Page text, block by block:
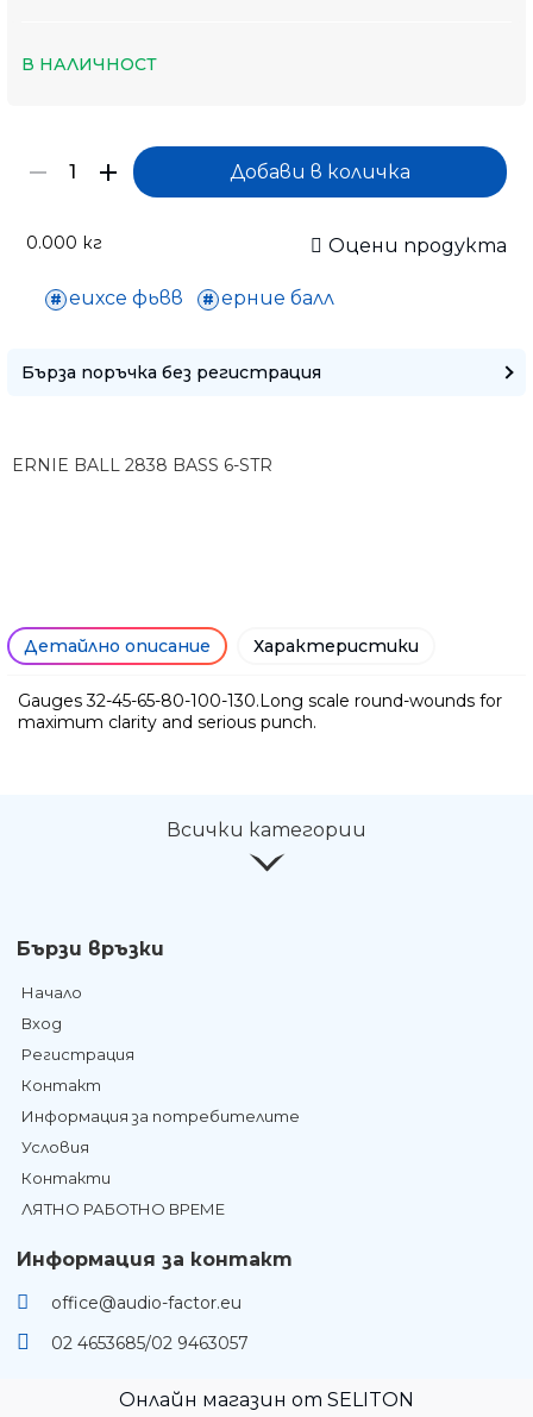
В НАЛИЧНОСТ
0.000 кг Оцени продукта
еихсе фьвв ерние балл
Бърза поръчка без регистрация
Ние ще се свържем с вас в
ERNIE BALL 2838 BASS 6-STR
Детайлно описание Характеристики
Gauges 32-45-65-80-100-130.Long scale round-wounds for
maximum clarity and serious punch.
Всички категории
Бързи връзки
Начало
Вход
Регистрация
Контакт
Информация за потребителите
Условия
Контакти
ЛЯТНО РАБОТНО ВРЕМЕ
Информация за контакт
office@audio-factor.eu
02 4653685/02 9463057
Онлайн магазин от SELITON